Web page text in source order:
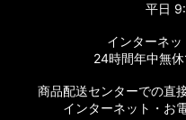
【シマノ】14エクスセンス
【シマノ】13エクスセンス
平日
インターネッ
24時間年中無休
商品配送センターでの直
インターネット・お